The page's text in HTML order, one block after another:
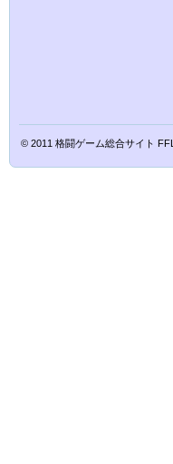
© 2011 格闘ゲーム総合サイト FFL